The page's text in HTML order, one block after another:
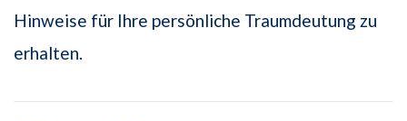
Hinweise für Ihre persönliche Traumdeutung zu
erhalten.